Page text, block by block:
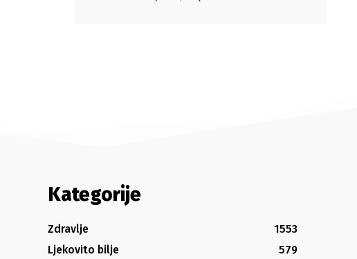
Kategorije
Zdravlje
1553
Ljekovito bilje
579